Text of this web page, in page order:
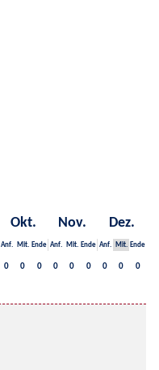
Okt. Nov. Dez.
Anf. Mit. Ende Anf. Mit. Ende Anf. Mit. Ende
0 0 0 0 0 0 0 0 0